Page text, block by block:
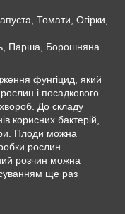
Томати, Огірки,
Парша, Борошняна
фунгіцид, який
і посадкового
хвороб. До складу
корисних бактерій,
Плоди можна
рослин
розчин можна
ще раз